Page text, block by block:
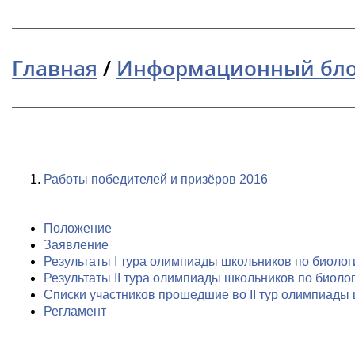
Главная / Информационный
Работы победителей и призёров 2016
Положение
Заявление
Результаты I тура олимпиады школьников по
Результаты II тура олимпиады школьников по
Списки участников прошедшие во II тур
Регламент